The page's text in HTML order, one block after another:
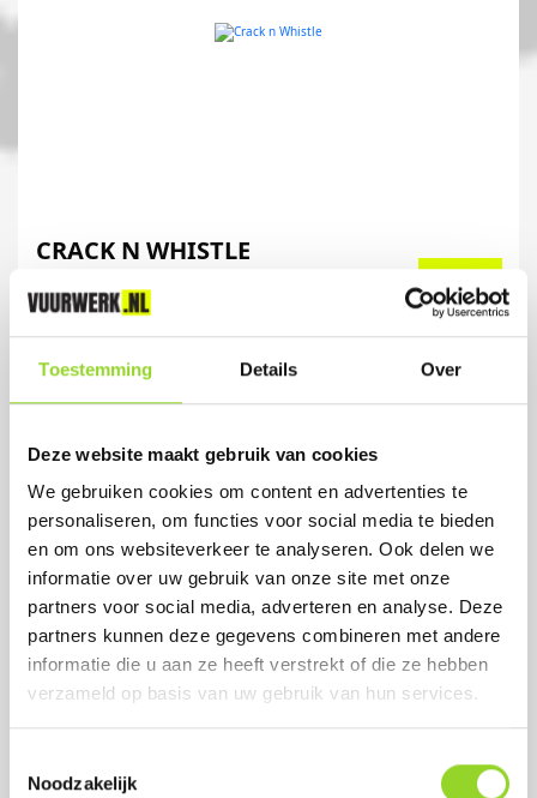
Toestemming Details Over
Deze website maakt gebruik van cookies
We gebruiken cookies om content en advertenties te
personaliseren, om functies voor social media te bieden
en om ons websiteverkeer te analyseren. Ook delen we
informatie over uw gebruik van onze site met onze
partners voor social media, adverteren en analyse. Deze
partners kunnen deze gegevens combineren met andere
informatie die u aan ze heeft verstrekt of die ze hebben
verzameld op basis van uw gebruik van hun services.
Noodzakelijk
CRACK N WHISTLE
12 Luchthuiler + 12 Disco
Cracker
Artikelnummer: 1017
€ 4,99